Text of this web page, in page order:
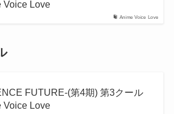
Anime Voice Love
Voice Love
FUTURE-(第4期) 第3クール
Voice Love